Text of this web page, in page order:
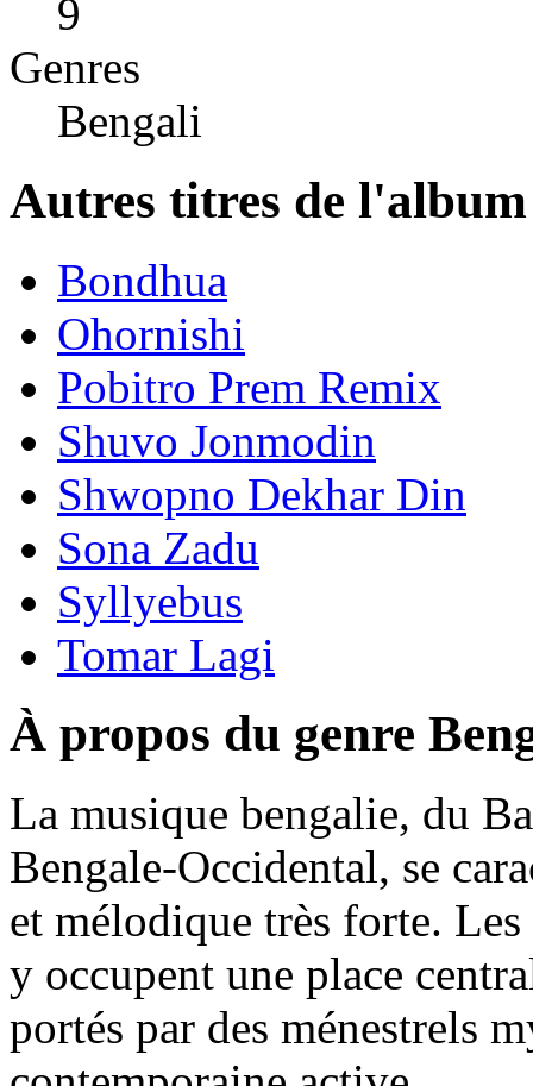
9
Genres
Bengali
Autres titres de
Bondhua
Ohornishi
Pobitro Prem Remix
Shuvo Jonmodin
Shwopno Dekhar Din
Sona Zadu
Syllyebus
Tomar Lagi
À propos du genre
La musique bengalie, du
Bengale-Occidental, se
et mélodique très forte.
y occupent une place
portés par des ménestrels